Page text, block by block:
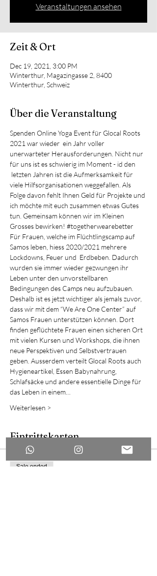
Veranstaltungen ansehen
Zeit & Ort
Dec 19, 2021, 3:00 PM
Winterthur, Magazingasse 2, 8400
Winterthur, Schweiz
Über die Veranstaltung
Spenden Online Yoga Event für Glocal Roots
2021 war wieder  ein Jahr voller
unerwarteter Herausforderungen. Nicht nur
für uns ist es schwierig im Moment - id den
letzten Jahren ist die Aufmerksamkeit für
viele Hilfsorganisationen weggefallen. Als
Folge davon fehlt Ihnen Geld für Projekte und
ich möchte mit euch zusammen etwas Gutes
tun. Gemeinsam können wir im Kleinen
Grosses bewirken! #togetherwearebetter
Für Frauen, welche im Flüchtlingscamp auf
Samos leben, hiess 2020/2021 mehrere
Lockdowns, Feuer und  Erdbeben. Dadurch
wurden sie immer wieder gezwungen ihr
Leben unter den unvorstellbaren
Bedingungen des Camps neu aufzubauen.
Deshalb ist es jetzt wichtiger als jemals zuvor,
dass wir mit dem “We Are One Center” auf
Samos Frauen unterstützen können. Dort
finden geflüchtete Frauen einen sicheren Ort
mit vielen Kursen und Workshops, die ihnen
neue Perspektiven und Selbstvertrauen
geben. Ausserdem verteilt Glocal Roots auch
Hygieneartikel, Essen Babynahrung,
Schlafsäcke und andere essentielle Dinge für
das Leben in einem…
Weiterlesen >
Eintrittskarten
Sale ended